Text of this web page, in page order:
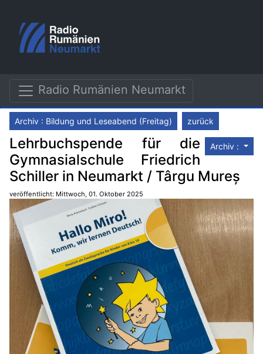
Radio Rumänien Neumarkt
Archiv : Bildung und Leseabend (Freitag) zurück
Archiv :
Lehrbuchspende für die
Gymnasialschule Friedrich
Schiller in Neumarkt / Târgu Mureș
veröffentlicht: Mittwoch, 01. Oktober 2025